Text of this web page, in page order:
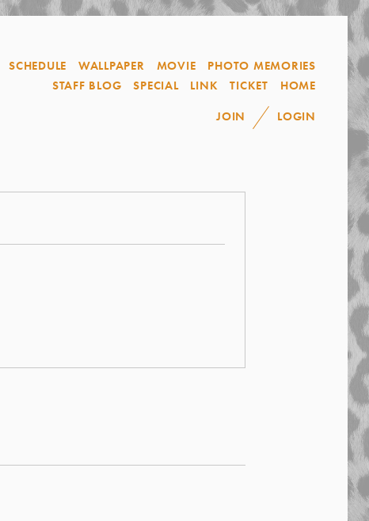
SCHEDULE WALLPAPER MOVIE
PHOTO MEMORIES
STAFF BLOG
SPECIAL LINK TICKET
HOME
JOIN
LOGIN